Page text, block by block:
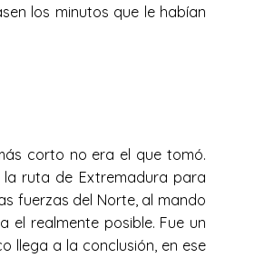
los minutos que le habían
corto no era el que tomó.
ruta de Extremadura para
fuerzas del Norte, al mando
el realmente posible. Fue un
llega a la conclusión, en ese